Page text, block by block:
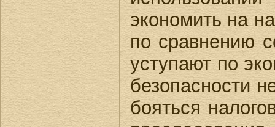
экономить на
по сравнению
уступают по
безопасности
бояться